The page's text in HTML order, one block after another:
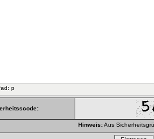
: p
Hinweis:Aus